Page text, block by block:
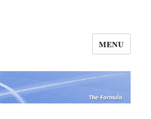
MENU